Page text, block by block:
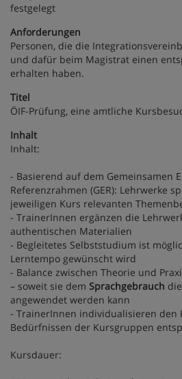
festgelegt
Anforderungen
Personen, die die
und dafür beim Magistrat einen
erhalten haben.
Titel
ÖIF-Prüfung, eine amtliche
Inhalt
Inhalt:
- Basierend auf dem Gemeinsamen
Referenzrahmen (GER): Lehrwerke
jeweiligen Kurs relevanten
- TrainerInnen ergänzen die
authentischen Materialien
- Begleitetes Selbststudium ist
Lerntempo gewünscht wird
- Balance zwischen Theorie und
– soweit sie dem Sprachgebrauch
angewendet werden kann
- TrainerInnen individualisieren den
Bedürfnissen der Kursgruppen
Kursdauer: